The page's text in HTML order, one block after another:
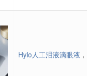
Hylo人工泪液滴眼液 ，